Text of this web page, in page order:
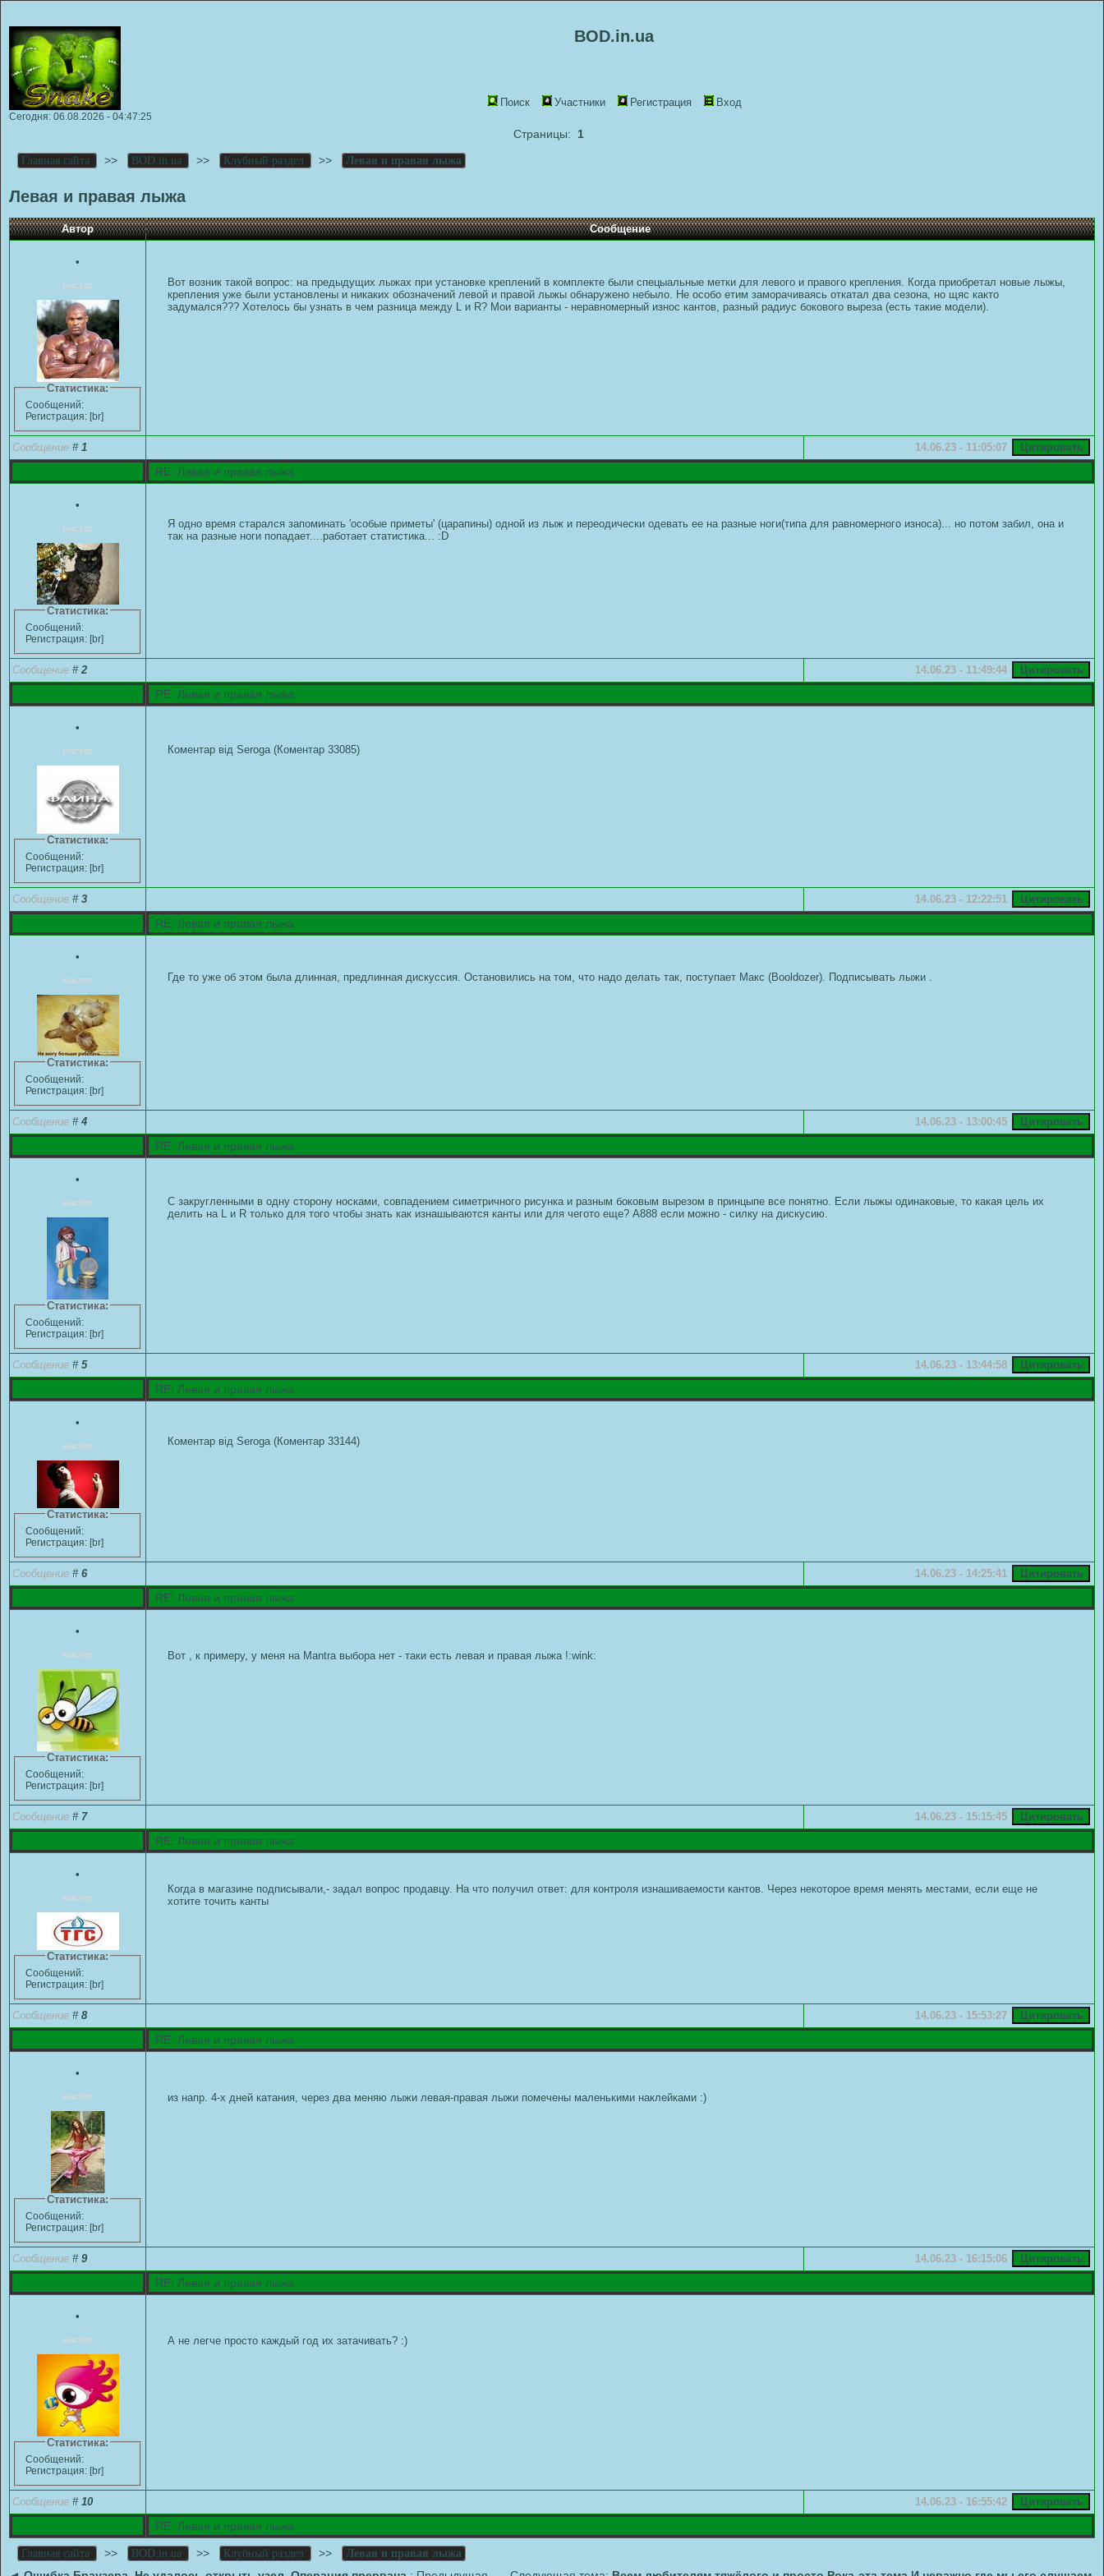
BOD.in.ua
Поиск Участники Регистрация Вход
Сегодня: 06.08.2026 - 04:47:25
Страницы: 1
Главная сайта >> BOD.in.ua >> Клубный раздел >> Левая и правая лыжа
Левая и правая лыжа
Автор Сообщение
•
мастер
Статистика:
Сообщений:
Регистрация: [br]
Вот возник такой вопрос: на предыдущих лыжах при установке креплений в комплекте были спецыальные метки для левого и правого крепления. Когда приобретал новые лыжы,
крепления уже были установлены и никаких обозначений левой и правой лыжы обнаружено небыло. Не особо етим заморачиваясь откатал два сезона, но щяс както
задумался??? Хотелось бы узнать в чем разница между L и R? Мои варианты - неравномерный износ кантов, разный радиус бокового выреза (есть такие модели).
Сообщение # 1 14.06.23 - 11:05:07
RE: Левая и правая лыжа
•
мастер
Статистика:
Сообщений:
Регистрация: [br]
Я одно время старался запоминать 'особые приметы' (царапины) одной из лыж и переодически одевать ее на разные ноги(типа для равномерного износа)... но потом забил, она и
так на разные ноги попадает....работает статистика... :D
Сообщение # 2 14.06.23 - 11:49:44
RE: Левая и правая лыжа
•
мастер
Статистика:
Сообщений:
Регистрация: [br]
Коментар від Seroga (Коментар 33085)
Сообщение # 3 14.06.23 - 12:22:51
RE: Левая и правая лыжа
•
мастер
Статистика:
Сообщений:
Регистрация: [br]
Где то уже об этом была длинная, предлинная дискуссия. Остановились на том, что надо делать так, поступает Макс (Booldozer). Подписывать лыжи .
Сообщение # 4 14.06.23 - 13:00:45
RE: Левая и правая лыжа
•
мастер
Статистика:
Сообщений:
Регистрация: [br]
С закругленными в одну сторону носками, совпадением симетричного рисунка и разным боковым вырезом в принцыпе все понятно. Если лыжы одинаковые, то какая цель их
делить на L и R только для того чтобы знать как изнашываются канты или для чегото еще? A888 если можно - силку на дискусию.
Сообщение # 5 14.06.23 - 13:44:58
RE: Левая и правая лыжа
•
мастер
Статистика:
Сообщений:
Регистрация: [br]
Коментар від Seroga (Коментар 33144)
Сообщение # 6 14.06.23 - 14:25:41
RE: Левая и правая лыжа
•
мастер
Статистика:
Сообщений:
Регистрация: [br]
Вот , к примеру, у меня на Mantra выбора нет - таки есть левая и правая лыжа !:wink:
Сообщение # 7 14.06.23 - 15:15:45
RE: Левая и правая лыжа
•
мастер
Статистика:
Сообщений:
Регистрация: [br]
Когда в магазине подписывали,- задал вопрос продавцу. На что получил ответ: для контроля изнашиваемости кантов. Через некоторое время менять местами, если еще не
хотите точить канты
Сообщение # 8 14.06.23 - 15:53:27
RE: Левая и правая лыжа
•
мастер
Статистика:
Сообщений:
Регистрация: [br]
из напр. 4-х дней катания, через два меняю лыжи левая-правая лыжи помечены маленькими наклейками :)
Сообщение # 9 14.06.23 - 16:15:06
RE: Левая и правая лыжа
•
мастер
Статистика:
Сообщений:
Регистрация: [br]
А не легче просто каждый год их затачивать? :)
Сообщение # 10 14.06.23 - 16:55:42
RE: Левая и правая лыжа
Главная сайта >> BOD.in.ua >> Клубный раздел >> Левая и правая лыжа